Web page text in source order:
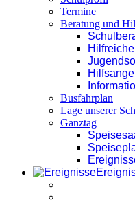
Termine
Beratung und
Busfahrplan
Lage unserer
Ganztag